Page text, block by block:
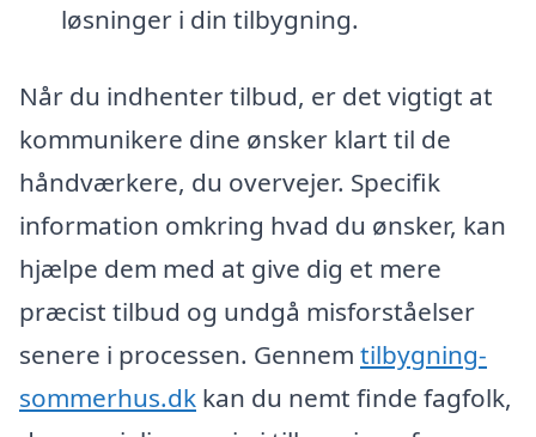
løsninger i din tilbygning.
Når du indhenter tilbud, er det vigtigt at
kommunikere dine ønsker klart til de
håndværkere, du overvejer. Specifik
information omkring hvad du ønsker, kan
hjælpe dem med at give dig et mere
præcist tilbud og undgå misforståelser
senere i processen. Gennem tilbygning-
sommerhus.dk kan du nemt finde fagfolk,